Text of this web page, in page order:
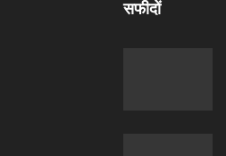
सफीदों